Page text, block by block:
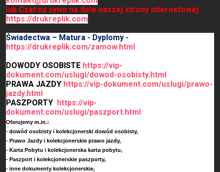
lub Czat na żywo na dole naszej strony internetowej
https://drukreplik.com
Świadectwa – Matura - Dyplomy -
https://drukreplik.com/zamow.html
DOWODY OSOBISTE https://vip-
dokument.com/uslugi/dowod-osobisty.html
PRAWA JAZDY https://vip-dokument.com/uslugi/prawo-
jazdy.html
PASZPORTY https://vip-
dokument.com/uslugi/paszport.html
Oferujemy m.in.:
- dowód osobisty i kolekcjonerski dowód osobisty,
- Prawo Jazdy i kolekcjonerskie prawo jazdy,
- Karta Pobytu i kolekcjonerska karta pobytu,
- Paszport i kolekcjonerskie paszporty,
- inne dokumenty kolekcjonerskie,